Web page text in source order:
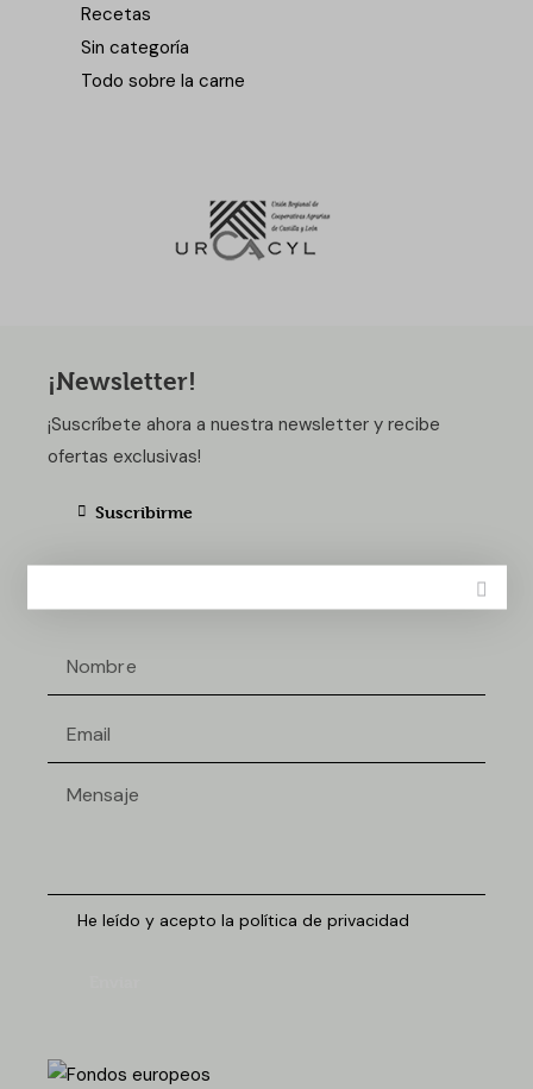
Recetas
Sin categoría
Todo sobre la carne
¡Newsletter!
¡Suscríbete ahora a nuestra newsletter y recibe
ofertas exclusivas!
Suscribirme
He leído y acepto la política de privacidad